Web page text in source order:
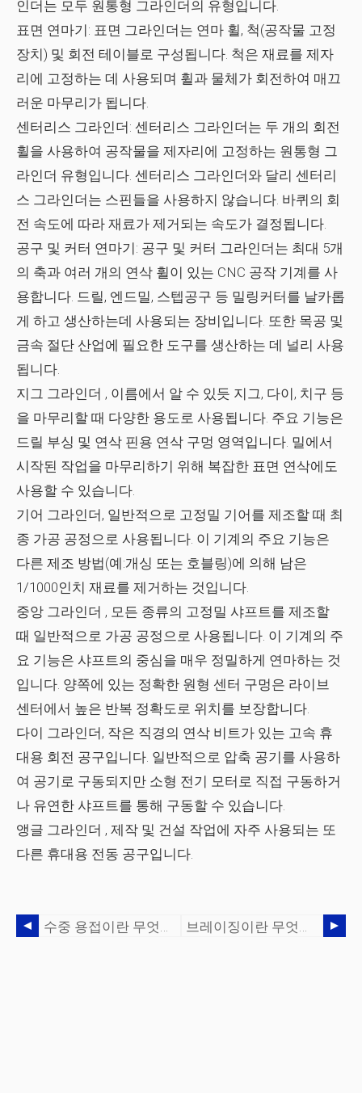
인더는 모두 원통형 그라인더의 유형입니다.
표면 연마기: 표면 그라인더는 연마 휠, 척(공작물 고정
장치) 및 회전 테이블로 구성됩니다. 척은 재료를 제자
리에 고정하는 데 사용되며 휠과 물체가 회전하여 매끄
러운 마무리가 됩니다.
센터리스 그라인더: 센터리스 그라인더는 두 개의 회전
휠을 사용하여 공작물을 제자리에 고정하는 원통형 그
라인더 유형입니다. 센터리스 그라인더와 달리 센터리
스 그라인더는 스핀들을 사용하지 않습니다. 바퀴의 회
전 속도에 따라 재료가 제거되는 속도가 결정됩니다.
공구 및 커터 연마기: 공구 및 커터 그라인더는 최대 5개
의 축과 여러 개의 연삭 휠이 있는 CNC 공작 기계를 사
용합니다. 드릴, 엔드밀, 스텝공구 등 밀링커터를 날카롭
게 하고 생산하는데 사용되는 장비입니다. 또한 목공 및
금속 절단 산업에 필요한 도구를 생산하는 데 널리 사용
됩니다.
지그 그라인더 , 이름에서 알 수 있듯 지그, 다이, 치구 등
을 마무리할 때 다양한 용도로 사용됩니다. 주요 기능은
드릴 부싱 및 연삭 핀용 연삭 구멍 영역입니다. 밀에서
시작된 작업을 마무리하기 위해 복잡한 표면 연삭에도
사용할 수 있습니다.
기어 그라인더, 일반적으로 고정밀 기어를 제조할 때 최
종 가공 공정으로 사용됩니다. 이 기계의 주요 기능은
다른 제조 방법(예:개싱 또는 호블링)에 의해 남은
1/1000인치 재료를 제거하는 것입니다.
중앙 그라인더 , 모든 종류의 고정밀 샤프트를 제조할
때 일반적으로 가공 공정으로 사용됩니다. 이 기계의 주
요 기능은 샤프트의 중심을 매우 정밀하게 연마하는 것
입니다. 양쪽에 있는 정확한 원형 센터 구멍은 라이브
센터에서 높은 반복 정확도로 위치를 보장합니다.
다이 그라인더, 작은 직경의 연삭 비트가 있는 고속 휴
대용 회전 공구입니다. 일반적으로 압축 공기를 사용하
여 공기로 구동되지만 소형 전기 모터로 직접 구동하거
나 유연한 샤프트를 통해 구동할 수 있습니다.
앵글 그라인더 , 제작 및 건설 작업에 자주 사용되는 또
다른 휴대용 전동 공구입니다.